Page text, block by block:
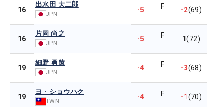
16
出水田 大二郎
JPN -5 F -2(69)
16
片岡 尚之
JPN -5 F 1(72)
19
細野 勇策
JPN -4 F -3(68)
19
ヨ・ショウハク
TWN -4 F -1(70)